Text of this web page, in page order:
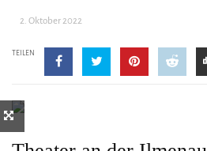
2. Oktober 2022
TEILEN